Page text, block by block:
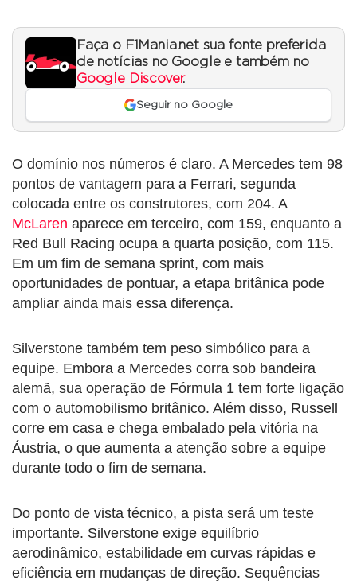
Faça o F1Mania.net sua fonte preferida
de notícias no Google e também no
Google Discover.
Seguir no Google
O domínio nos números é claro. A Mercedes tem 98
pontos de vantagem para a Ferrari, segunda
colocada entre os construtores, com 204. A
McLaren aparece em terceiro, com 159, enquanto a
Red Bull Racing ocupa a quarta posição, com 115.
Em um fim de semana sprint, com mais
oportunidades de pontuar, a etapa britânica pode
ampliar ainda mais essa diferença.
Silverstone também tem peso simbólico para a
equipe. Embora a Mercedes corra sob bandeira
alemã, sua operação de Fórmula 1 tem forte ligação
com o automobilismo britânico. Além disso, Russell
corre em casa e chega embalado pela vitória na
Áustria, o que aumenta a atenção sobre a equipe
durante todo o fim de semana.
Do ponto de vista técnico, a pista será um teste
importante. Silverstone exige equilíbrio
aerodinâmico, estabilidade em curvas rápidas e
eficiência em mudanças de direção. Sequências